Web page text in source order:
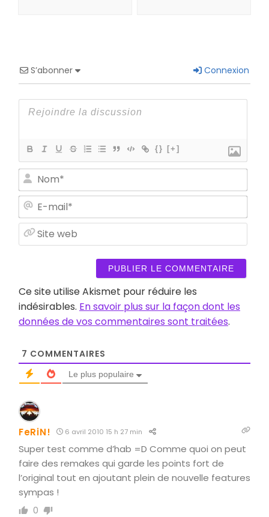
S’abonner Connexion
{} [+]
web
Ce site utilise Akismet pour réduire les
indésirables. En savoir plus sur la façon dont les
données de vos commentaires sont traitées.
7 COMMENTAIRES
Le plus populaire
FeRiN! 6 avril 2010 15 h 27 min
Super test comme d’hab =D Comme quoi on peut
faire des remakes qui garde les points fort de
l’original tout en ajoutant plein de nouvelle features
sympas !
0